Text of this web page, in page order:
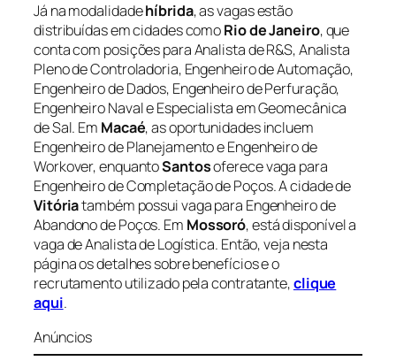
Já na modalidadehíbrida, as vagas estão
distribuídas em cidades comoRio de Janeiro, que
conta com posições para Analista de R&S, Analista
Pleno de Controladoria, Engenheiro de Automação,
Engenheiro de Dados, Engenheiro de Perfuração,
Engenheiro Naval e Especialista em Geomecânica
de Sal. Em Macaé, as oportunidades incluem
Engenheiro de Planejamento e Engenheiro de
Workover, enquantoSantosoferece vaga para
Engenheiro de Completação de Poços. A cidade de
Vitóriatambém possui vaga para Engenheiro de
Abandono de Poços. Em Mossoró, está disponível a
vaga de Analista de Logística. Então, veja nesta
página os detalhes sobre benefícios e o
recrutamento utilizado pela contratante,clique
aqui.
Anúncios